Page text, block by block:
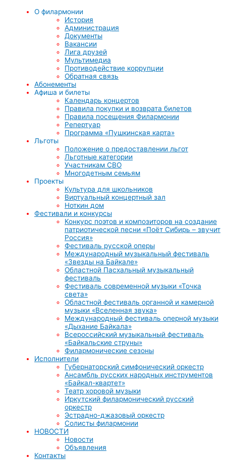
О филармонии
История
Администрация
Документы
Вакансии
Лига друзей
Мультимедиа
Противодействие коррупции
Обратная связь
Абонементы
Афиша и билеты
Календарь концертов
Правила покупки и возврата билетов
Правила посещения Филармонии
Репертуар
Программа «Пушкинская карта»
Льготы
Положение о предоставлении льгот
Льготные категории
Участникам СВО
Многодетным семьям
Проекты
Культура для школьников
Виртуальный концертный зал
Ноткин дом
Фестивали и конкурсы
Конкурс поэтов и композиторов на создание
патриотической песни «Поёт Сибирь – звучит
Россия»
Фестиваль русской оперы
Международный музыкальный фестиваль
«Звезды на Байкале»
Областной Пасхальный музыкальный
фестиваль
Фестиваль современной музыки «Точка
света»
Областной фестиваль органной и камерной
музыки «Вселенная звука»
Международный фестиваль оперной музыки
«Дыхание Байкала»
Всероссийский музыкальный фестиваль
«Байкальские струны»
Филармонические сезоны
Исполнители
Губернаторский симфонический оркестр
Ансамбль русских народных инструментов
«Байкал-квартет»
Театр хоровой музыки
Иркутский филармонический русский
оркестр
Эстрадно-джазовый оркестр
Солисты филармонии
НОВОСТИ
Новости
Объявления
Контакты